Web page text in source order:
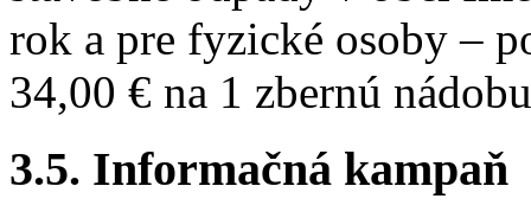
rok a pre fyzické osoby –
34,00 € na 1 zbernú
3.5. Informačná kampaň